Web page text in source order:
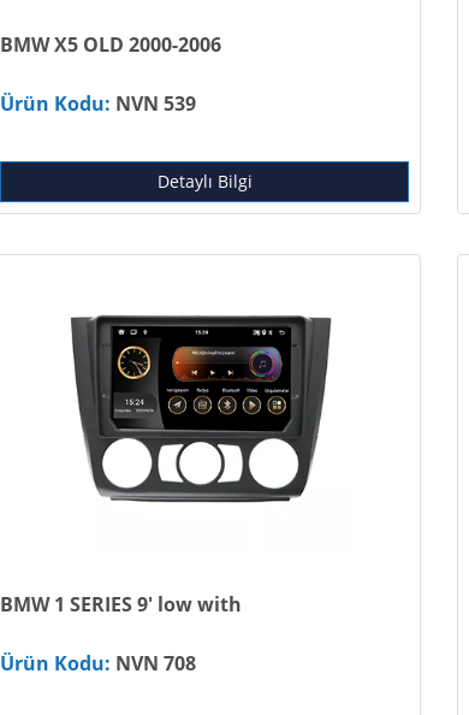
BMW X5 OLD 2000-2006
Ürün Kodu: NVN 539
Detaylı Bilgi
BMW 1 SERIES 9' low with
Ürün Kodu: NVN 708